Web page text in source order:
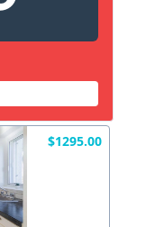
$1295.00